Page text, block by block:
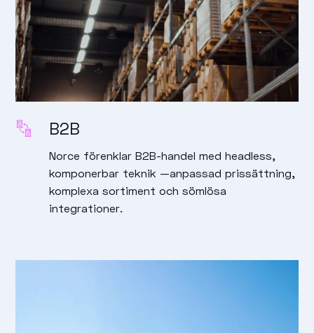
B2B
Norce förenklar B2B-handel med headless,
komponerbar teknik —anpassad prissättning,
komplexa sortiment och sömlösa
integrationer.